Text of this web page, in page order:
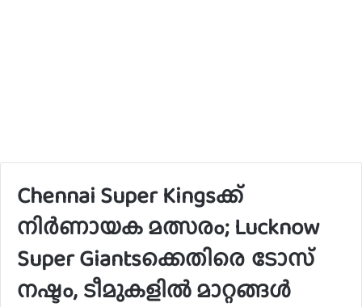
Chennai Super Kingsക്ക്
നിർണായക മത്സരം; Lucknow
Super Giantsക്കെതിരെ ടോസ്
നഷ്ടം, ടീമുകളിൽ മാറ്റങ്ങൾ